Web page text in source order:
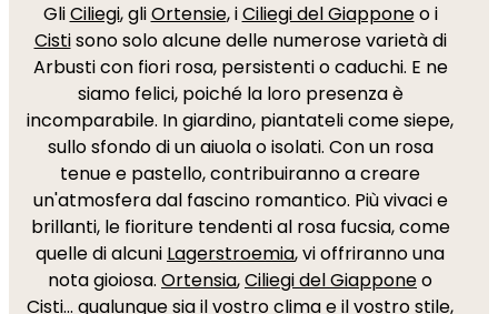
GliCiliegi, gliOrtensie, iCiliegi del Giapponeo i
Cistisono solo alcune delle numerose varietà di
Arbusti con fiori rosa, persistenti o caduchi. E ne
siamo felici, poiché la loro presenza è
incomparabile. In giardino, piantateli come siepe,
sullo sfondo di un aiuola o isolati. Con un rosa
tenue e pastello, contribuiranno a creare
un'atmosfera dal fascino romantico. Più vivaci e
brillanti, le fioriture tendenti al rosa fucsia, come
quelle di alcuni Lagerstroemia, vi offriranno una
nota gioiosa. Ortensia,Ciliegi del Giapponeo
Cisti... qualunque sia il vostro clima e il vostro stile,